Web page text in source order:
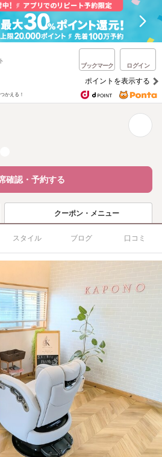
ブックマーク ログイン
ポイントを表示する
かえる！
確認・予約する
クーポン・メニュー
スタイル ブログ 口コミ